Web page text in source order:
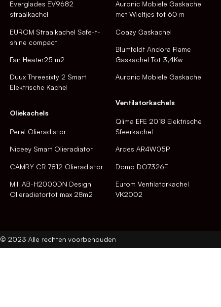
Everglades EV9682
straalkachel
EUROM Straalkachel Safe-t-
shine compact
Fan Heater25 m2
Duux Threesixty 2 Smart
Elektrische Kachel
Oliekachels
Perel Olieradiator
Niceey Smart Olieradiator
CAMRY CR 7812 Olieradiator
Mill AB-H2000DN Design
Olieradiatortot max 28m2
Auronic Mobiele Gaskachel
met Wieltjes tot 60 m
Coazy Gaskachel
Blumfeldt Andora Flame
Gaskachel Tot 3,4Kw
Auronic Mobiele Gaskachel
Ventilatorkachels
Qlima EFE 2018 Elektrische
Sfeerkachel
Ardes AR4W05P
Domo DO7326F
Eurom Ventilatorkachel
VK2002
© 2023 Alle rechten voorbehouden